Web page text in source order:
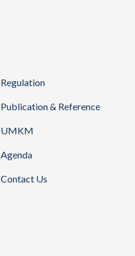
Regulation
Publication & Reference
UMKM
Agenda
Contact Us